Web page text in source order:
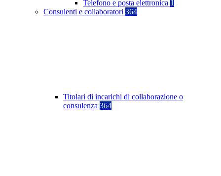
Telefono e posta elettronica 1
Consulenti e collaboratori 364
Titolari di incarichi di collaborazione o
consulenza 364